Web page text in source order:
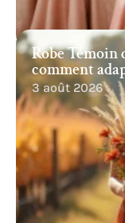
Robe Témoin
comment
3 août 2026